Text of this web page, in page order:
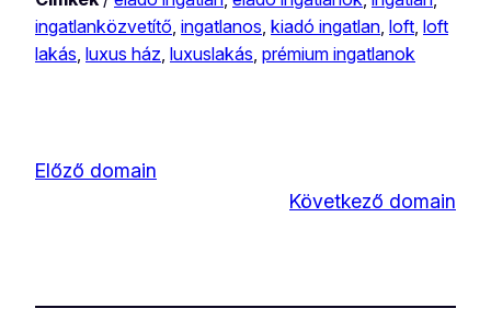
ingatlanközvetítő, ingatlanos, kiadó ingatlan, loft, loft
lakás, luxus ház, luxuslakás, prémium ingatlanok
Előző domain
Következő domain